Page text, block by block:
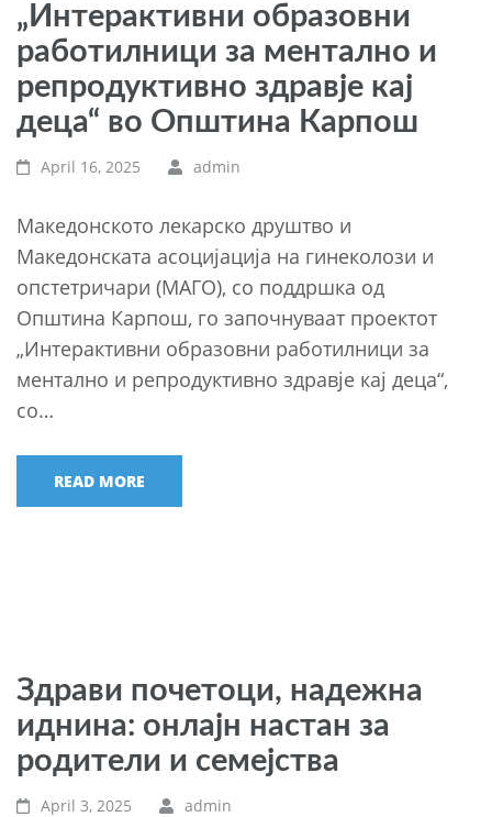
„Интерактивни образовни
работилници за ментално и
репродуктивно здравје кај
деца“ во Општина Карпош
April 16, 2025 admin
Македонското лекарско друштво и
Македонската асоцијација на гинеколози и
опстетричари (МАГО), со поддршка од
Општина Карпош, го започнуваат проектот
„Интерактивни образовни работилници за
ментално и репродуктивно здравје кај деца“,
со…
READ MORE
Здрави почетоци, надежна
иднина: онлајн настан за
родители и семејства
April 3, 2025 admin